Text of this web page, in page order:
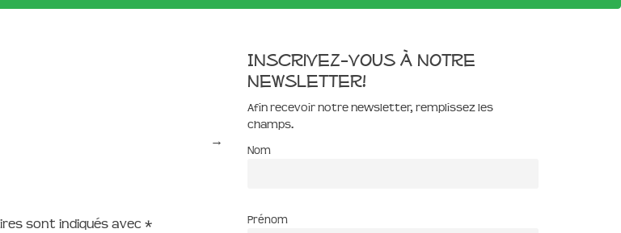
→
sont indiqués avec *
Inscrivez-vous à notre
newsletter!
Afin recevoir notre newsletter, remplissez les
champs.
Nom
Prénom